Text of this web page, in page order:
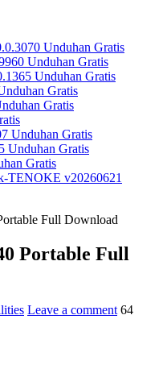
Unduhan Gratis
Unduhan Gratis
Unduhan Gratis
Gratis
Gratis
Unduhan Gratis
Unduhan Gratis
Gratis
TENOKE v20260621
Full Download
Portable Full
Leave a comment 64